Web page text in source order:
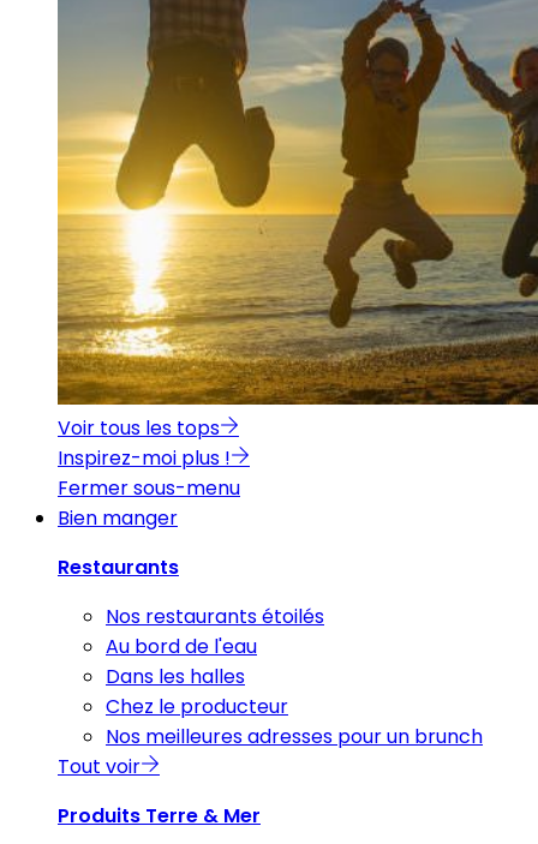
Voir tous les tops
Inspirez-moi plus !
Fermer sous-menu
Bien manger
Restaurants
Nos restaurants étoilés
Au bord de l'eau
Dans les halles
Chez le producteur
Nos meilleures adresses pour un brunch
Tout voir
Produits Terre & Mer